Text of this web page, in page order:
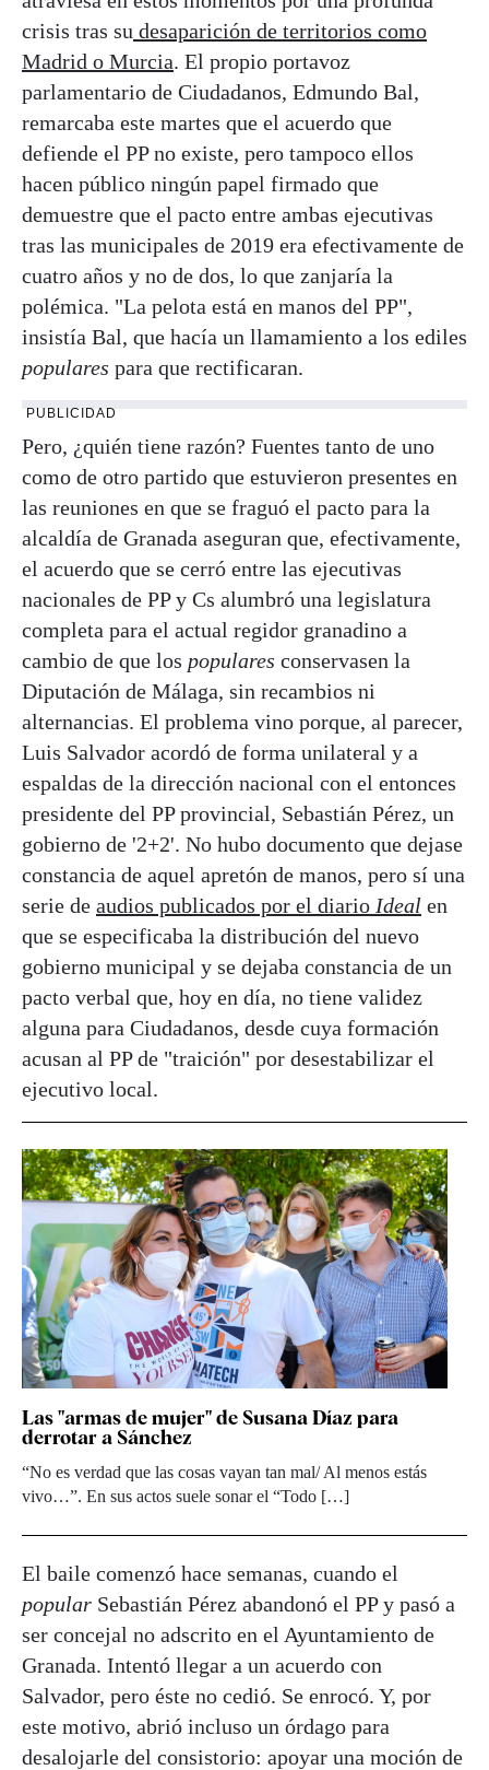
crisis tras su desaparición de territorios como
Madrid o Murcia. El propio portavoz
parlamentario de Ciudadanos, Edmundo Bal,
remarcaba este martes que el acuerdo que
defiende el PP no existe, pero tampoco ellos
hacen público ningún papel firmado que
demuestre que el pacto entre ambas ejecutivas
tras las municipales de 2019 era efectivamente de
cuatro años y no de dos, lo que zanjaría la
polémica. "La pelota está en manos del PP",
insistía Bal, que hacía un llamamiento a los ediles
populares para que rectificaran.
PUBLICIDAD
Pero, ¿quién tiene razón? Fuentes tanto de uno
como de otro partido que estuvieron presentes en
las reuniones en que se fraguó el pacto para la
alcaldía de Granada aseguran que, efectivamente,
el acuerdo que se cerró entre las ejecutivas
nacionales de PP y Cs alumbró una legislatura
completa para el actual regidor granadino a
cambio de que los populares conservasen la
Diputación de Málaga, sin recambios ni
alternancias. El problema vino porque, al parecer,
Luis Salvador acordó de forma unilateral y a
espaldas de la dirección nacional con el entonces
presidente del PP provincial, Sebastián Pérez, un
gobierno de '2+2'. No hubo documento que dejase
constancia de aquel apretón de manos, pero sí una
serie de audios publicados por el diario Ideal en
que se especificaba la distribución del nuevo
gobierno municipal y se dejaba constancia de un
pacto verbal que, hoy en día, no tiene validez
alguna para Ciudadanos, desde cuya formación
acusan al PP de "traición" por desestabilizar el
ejecutivo local.
Las "armas de mujer" de Susana Díaz para
derrotar a Sánchez
“No es verdad que las cosas vayan tan mal/ Al menos estás
vivo…”. En sus actos suele sonar el “Todo […]
El baile comenzó hace semanas, cuando el
popular Sebastián Pérez abandonó el PP y pasó a
ser concejal no adscrito en el Ayuntamiento de
Granada. Intentó llegar a un acuerdo con
Salvador, pero éste no cedió. Se enrocó. Y, por
este motivo, abrió incluso un órdago para
desalojarle del consistorio: apoyar una moción de